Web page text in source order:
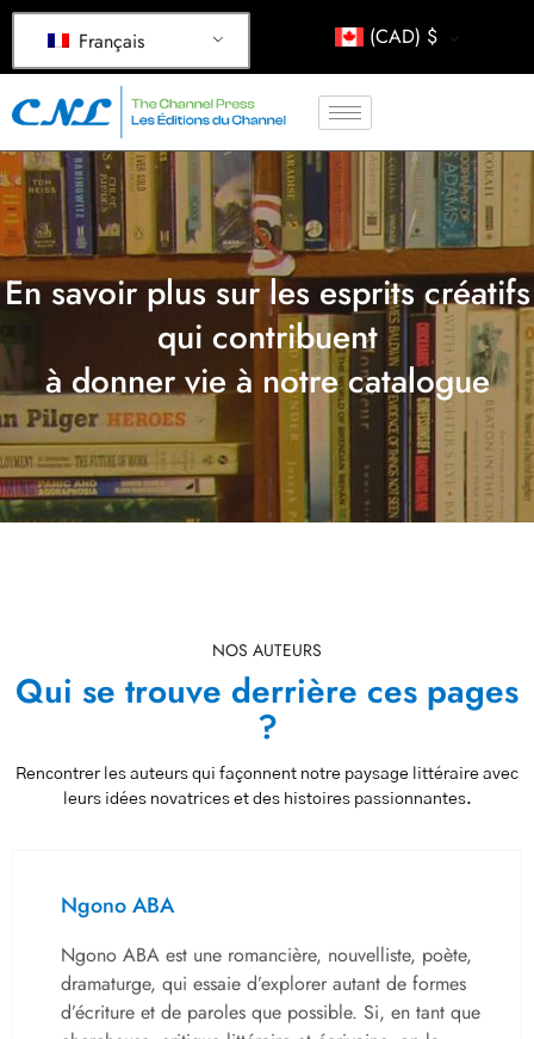
Français (CAD) $
En savoir plus sur les esprits créatifs
qui contribuent
à donner vie à notre catalogue
NOS AUTEURS
Qui se trouve derrière ces pages
?
Rencontrer les auteurs qui façonnent notre paysage littéraire avec
leurs idées novatrices et des histoires passionnantes.
Ngono ABA
Ngono ABA est une romancière, nouvelliste, poète,
dramaturge, qui essaie d’explorer autant de formes
d’écriture et de paroles que possible. Si, en tant que